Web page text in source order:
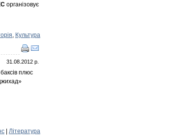
організовує
, Культура
31.08.2012 р.
плюс
Література